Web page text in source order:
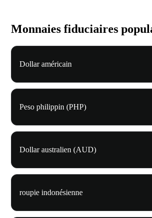
Monnaies fiduciaires
Dollar américain
Peso philippin (PHP)
Dollar australien (AUD)
roupie indonésienne